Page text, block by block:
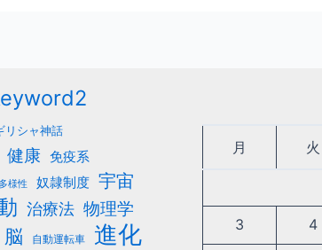
リシャ神話
健康 免疫系
多様性 奴隷制度 宇宙
治療法 物理学
脳 自動運転車 進化
月 火
3 4